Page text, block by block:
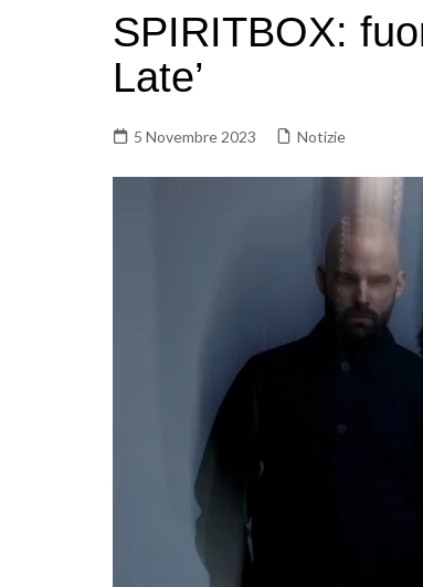
Libri
SPIRITBOX:
Late’
5 Novembre 2023 Notizie